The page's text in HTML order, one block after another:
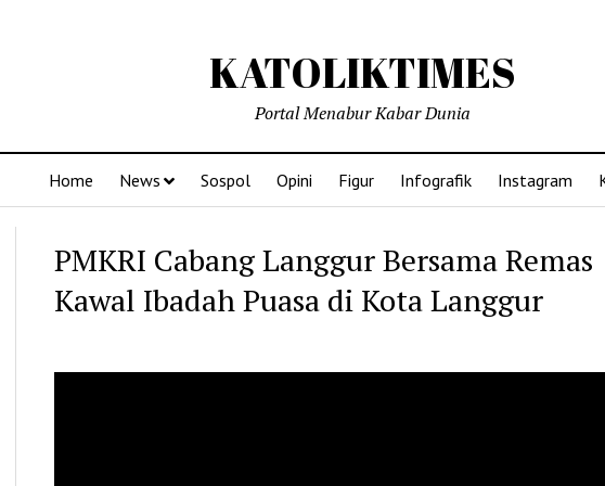
KATOLIKTIMES
Portal Menabur Kabar Dunia
Home News Sospol Opini Figur Infografik Instagram
PMKRI Cabang Langgur Bersama Remas
Kawal Ibadah Puasa di Kota Langgur